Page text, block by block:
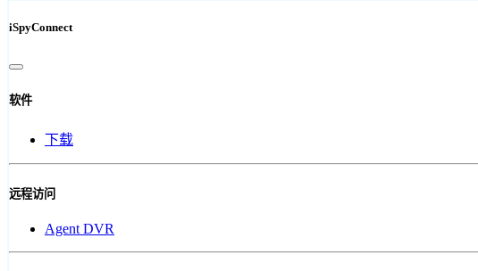
iSpyConnect
软件
下载
远程访问
Agent DVR